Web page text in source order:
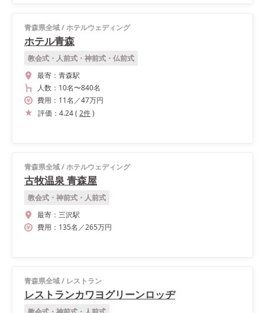
青森県全域/ホテルウェディング
ホテル青森
教会式・人前式・神前式・仏前式
最寄： 青森駅
人数： 10名〜840名
費用： 11名 ／47万円
評価： 4.24( 2件)
青森県全域/ホテルウェディング
古牧温泉 青森屋
教会式・神前式・人前式
最寄： 三沢駅
費用： 135名 ／265万円
青森県全域/ レストラン
レストランカワヨグリーンロッヂ